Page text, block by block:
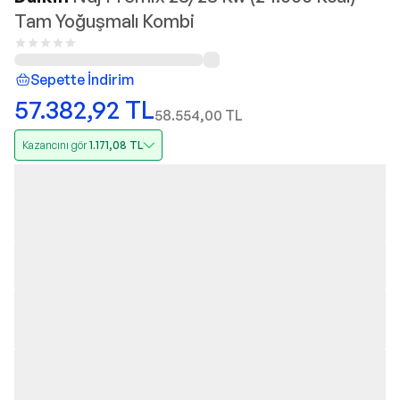
Tam Yoğuşmalı Kombi
Sepette İndirim
57.382,92 TL58.554,00 TL
Kazancını gör1.171,08 TL